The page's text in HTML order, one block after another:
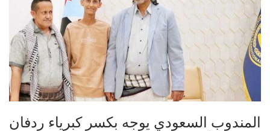
المندوب السعودي يوجه بكسر كبرياء ردفان